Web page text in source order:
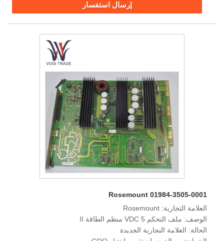
إرسال استفسار
Rosemount 01984-3505-0001
العلامة التجارية: Rosemount
الوصف: ملف التحكم 5 VDC منظم الطاقة II
الحالة: العلامة التجارية الجديدة